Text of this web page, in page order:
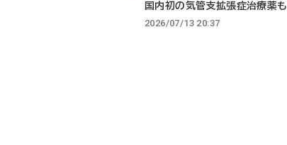
国内初の気管支拡張症治療薬も
2026/07/13 20:37